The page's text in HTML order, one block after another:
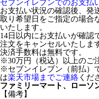
セブンイレブンでのお支払
お支払い状況の確認後、発
取り希望日をご指定の場合
いたします。
14日以内にお支払いが確認
注文をキャンセルいたしま
決済手数料は無料です。
※30万円（税込）以上のご
※セブンイレブン（前払）
は楽天市場までご連絡 くだ
ファミリーマート、ローソ
【備考】